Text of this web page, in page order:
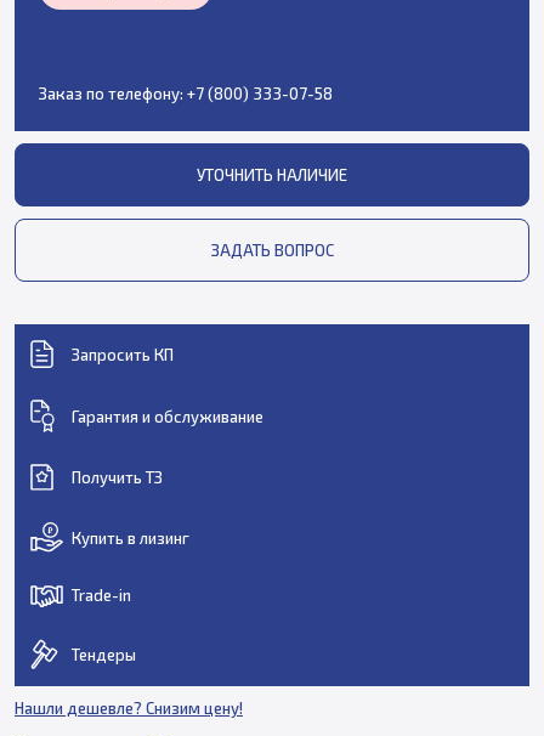
Заказ по телефону: +7 (800) 333-07-58
УТОЧНИТЬ НАЛИЧИЕ
ЗАДАТЬ ВОПРОС
Запросить КП
Гарантия и обслуживание
Получить ТЗ
Купить в лизинг
Trade-in
Тендеры
Нашли дешевле? Снизим цену!